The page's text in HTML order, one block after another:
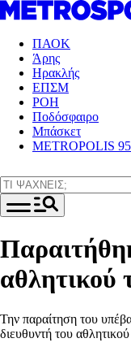
ΠΑΟΚ
Άρης
Ηρακλής
ΕΠΣΜ
ΡΟΗ
Ποδόσφαιρο
Μπάσκετ
METROPOLIS
αθλητικού
Την παραίτηση του
διευθυντή του